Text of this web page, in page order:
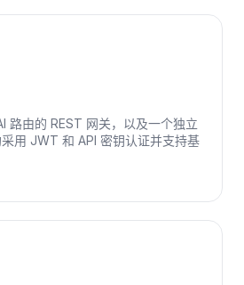
路由的 REST 网关，以及一个独立
用 JWT 和 API 密钥认证并支持基